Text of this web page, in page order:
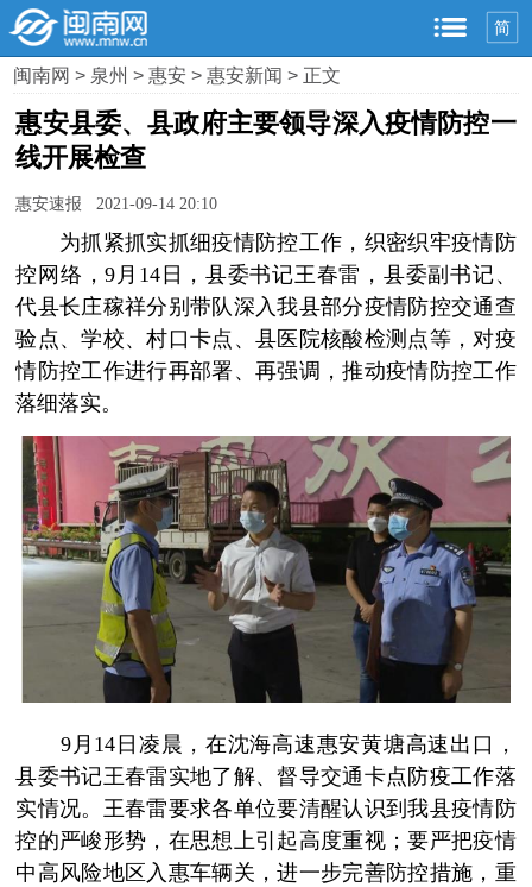
简
闽南网> 泉州>惠安>惠安新闻> 正文
惠安县委、县政府主要领导深入疫情防控一
线开展检查
惠安速报 2021-09-14 20:10
为抓紧抓实抓细疫情防控工作，织密织牢疫情防
控网络，9月14日，县委书记王春雷，县委副书记、
代县长庄稼祥分别带队深入我县部分疫情防控交通查
验点、学校、村口卡点、县医院核酸检测点等，对疫
情防控工作进行再部署、再强调，推动疫情防控工作
落细落实。
9月14日凌晨，在沈海高速惠安黄塘高速出口，
县委书记王春雷实地了解、督导交通卡点防疫工作落
实情况。王春雷要求各单位要清醒认识到我县疫情防
控的严峻形势，在思想上引起高度重视；要严把疫情
中高风险地区入惠车辆关，进一步完善防控措施，重